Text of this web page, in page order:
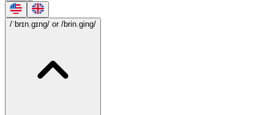
/ˈbrɪn.gɪng/ or /brin.ging/